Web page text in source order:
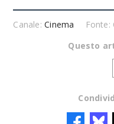
Canale:Cinema
Fonte:
Questo